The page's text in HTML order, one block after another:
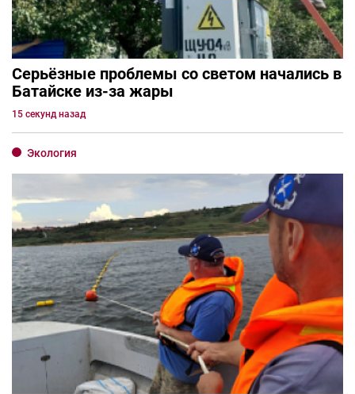
Серьёзные проблемы со светом начались в
Батайске из-за жары
15 секунд назад
Экология